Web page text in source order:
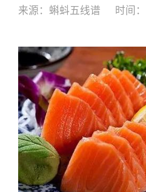
来源： 蝌蚪五线谱 时间：